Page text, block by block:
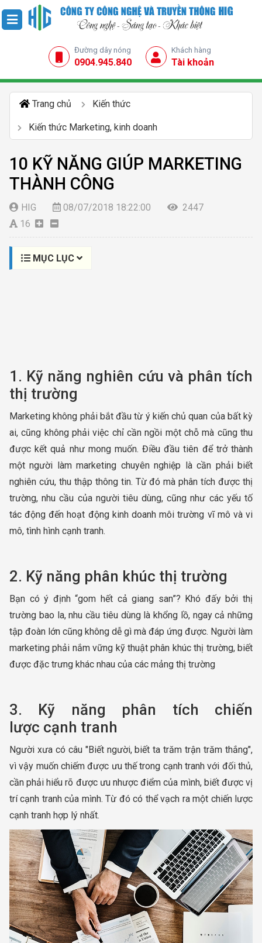
Đường dây nóng
0904.945.840
Khách hàng
Tài khoản
Trang chủ Kiến thức
Kiến thức Marketing, kinh doanh
10 KỸ NĂNG GIÚP MARKETING
THÀNH CÔNG
HIG 08/07/2018 18:22:00
2447
16
MỤC LỤC
1. Kỹ năng nghiên cứu và phân tích
thị trường
Marketing không phải bắt đầu từ ý kiến chủ quan của bất kỳ
ai, cũng không phải việc chỉ cần ngồi một chỗ mà cũng thu
được kết quả như mong muốn. Điều đầu tiên để trở thành
một người làm marketing chuyên nghiệp là cần phải biết
nghiên cứu, thu thập thông tin. Từ đó mà phân tích được thị
trường, nhu cầu của người tiêu dùng, cũng như các yếu tố
tác động đến hoạt động kinh doanh môi trường vĩ mô và vi
mô, tình hình cạnh tranh.
2. Kỹ năng phân khúc thị trường
Bạn có ý định “gom hết cả giang san”? Khó đấy bởi thị
trường bao la, nhu cầu tiêu dùng là khổng lồ, ngay cả những
tập đoàn lớn cũng không dễ gì mà đáp ứng được. Người làm
marketing phải nắm vững kỹ thuật phân khúc thị trường, biết
được đặc trưng khác nhau của các mảng thị trường
3. Kỹ năng phân tích chiến
lược cạnh tranh
Người xưa có câu "Biết người, biết ta trăm trận trăm thắng",
vì vậy muốn chiếm được ưu thế trong cạnh tranh với đối thủ,
cần phải hiểu rõ được ưu nhược điểm của mình, biết được vị
trí cạnh tranh của mình. Từ đó có thể vạch ra một chiến lược
cạnh tranh hợp lý nhất.